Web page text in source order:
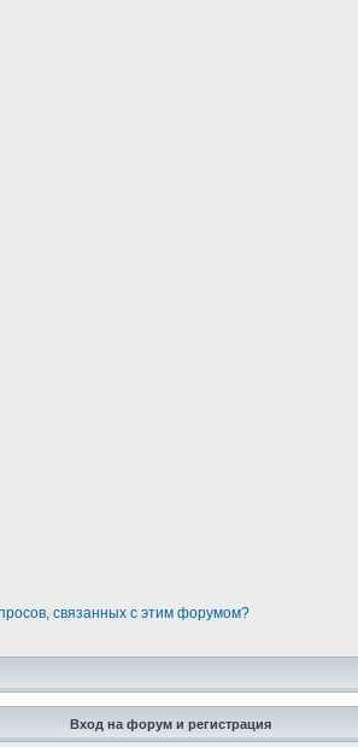
связанных с этим форумом?
Вход на форум и регистрация